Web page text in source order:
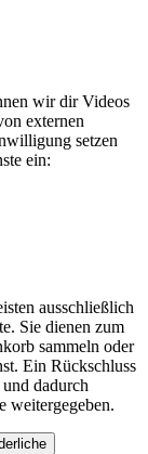
wir dir Videos
externen
setzen
ein:
ausschließlich
Sie dienen zum
sammeln oder
Ein Rückschluss
dadurch
weitergegeben.